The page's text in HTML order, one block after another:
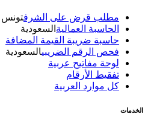
مطلب قرض على الشرف تونس
الحاسبة العماليةالسعودية
حاسبة ضريبة القيمة المضافة
فحص الرقم الضريبيالسعودية
لوحة مفاتيح عربية
تفقيط الأرقام
كل موارد العربية
الخدمات